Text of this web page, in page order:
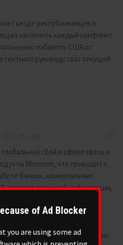
съезде республиканцев в
закончить каждый конфликт
нужно избавить США от
руководства» текущей
сбой в сфере связи и
Microsoft, что приводит к
банков, коммунальных
средств массовой информации,
Интернета и многих
сбои в работе операторов
проблем со связью, возникших
of Ad Blocker
you are using some ad